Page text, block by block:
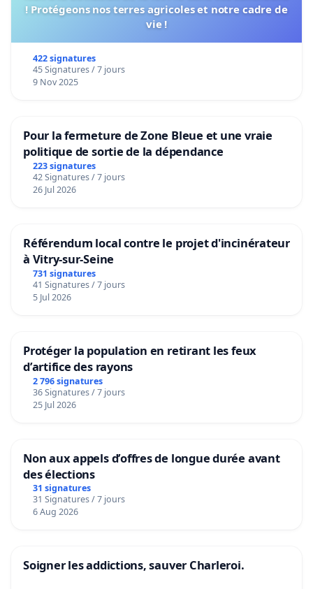
! Protégeons nos terres agricoles et notre cadre de
vie !
422 signatures
45 Signatures / 7 jours
9 Nov 2025
Pour la fermeture de Zone Bleue et une vraie
politique de sortie de la dépendance
223 signatures
42 Signatures / 7 jours
26 Jul 2026
Référendum local contre le projet d'incinérateur
à Vitry-sur-Seine
731 signatures
41 Signatures / 7 jours
5 Jul 2026
Protéger la population en retirant les feux
d’artifice des rayons
2 796 signatures
36 Signatures / 7 jours
25 Jul 2026
Non aux appels d’offres de longue durée avant
des élections
31 signatures
31 Signatures / 7 jours
6 Aug 2026
Soigner les addictions, sauver Charleroi.